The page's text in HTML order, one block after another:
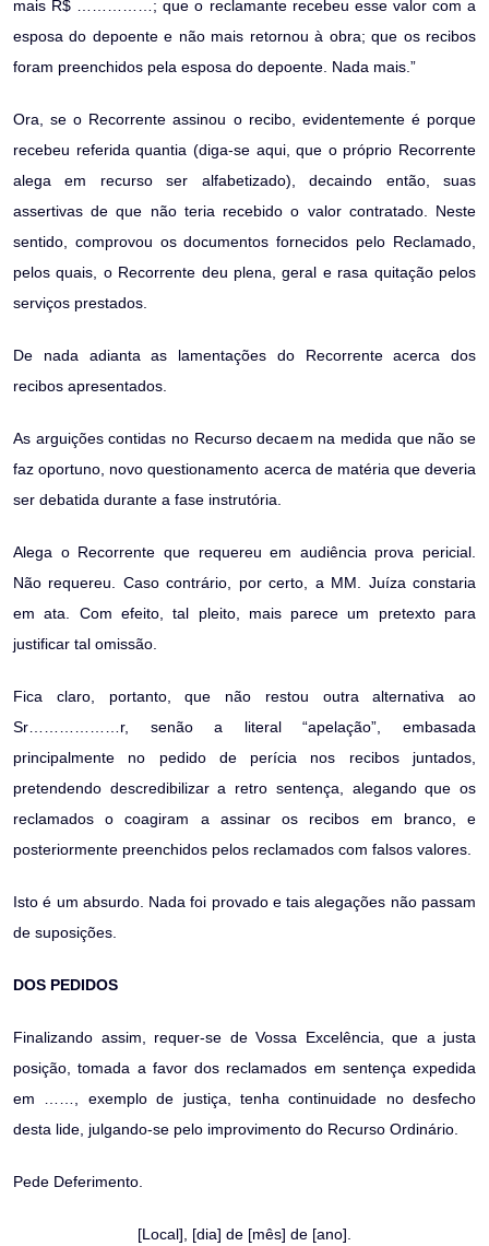
mais R$ ……………; que o reclamante recebeu esse valor com a
esposa do depoente e não mais retornou à obra; que os recibos
foram preenchidos pela esposa do depoente. Nada mais.”
Ora, se o Recorrente assinou o recibo, evidentemente é porque
recebeu referida quantia (diga-se aqui, que o próprio Recorrente
alega em recurso ser alfabetizado), decaindo então, suas
assertivas de que não teria recebido o valor contratado. Neste
sentido, comprovou os documentos fornecidos pelo Reclamado,
pelos quais, o Recorrente deu plena, geral e rasa quitação pelos
serviços prestados.
De nada adianta as lamentações do Recorrente acerca dos
recibos apresentados.
As arguições contidas no Recurso decaem na medida que não se
faz oportuno, novo questionamento acerca de matéria que deveria
ser debatida durante a fase instrutória.
Alega o Recorrente que requereu em audiência prova pericial.
Não requereu. Caso contrário, por certo, a MM. Juíza constaria
em ata. Com efeito, tal pleito, mais parece um pretexto para
justificar tal omissão.
Fica claro, portanto, que não restou outra alternativa ao
Sr………………r, senão a literal “apelação”, embasada
principalmente no pedido de perícia nos recibos juntados,
pretendendo descredibilizar a retro sentença, alegando que os
reclamados o coagiram a assinar os recibos em branco, e
posteriormente preenchidos pelos reclamados com falsos valores.
Isto é um absurdo. Nada foi provado e tais alegações não passam
de suposições.
DOS PEDIDOS
Finalizando assim, requer-se de Vossa Excelência, que a justa
posição, tomada a favor dos reclamados em sentença expedida
em ……, exemplo de justiça, tenha continuidade no desfecho
desta lide, julgando-se pelo improvimento do Recurso Ordinário.
Pede Deferimento.
[Local], [dia] de [mês] de [ano].